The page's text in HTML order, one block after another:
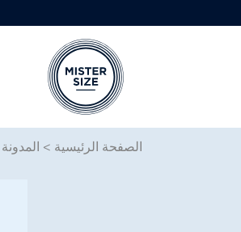
الصفحة الرئيسية > المدونة